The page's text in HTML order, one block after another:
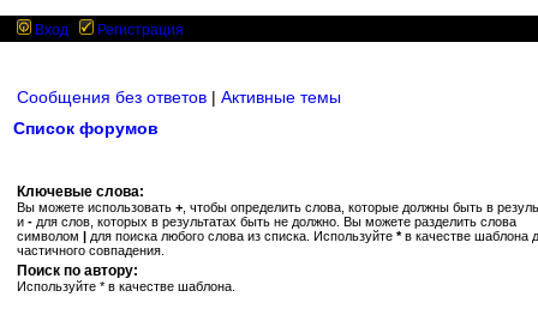
Вход Регистрация
Сообщения без ответов | Активные темы
Список форумов
Ключевые слова:
Вы можете использовать + , чтобы определить слова, которые должны быть в
и - для слов, которых в результатах быть не должно. Вы можете разделить слова
символом | для поиска любого слова из списка. Используйте *в качестве шаблона
частичного совпадения.
Поиск по автору:
Используйте * в качестве шаблона.